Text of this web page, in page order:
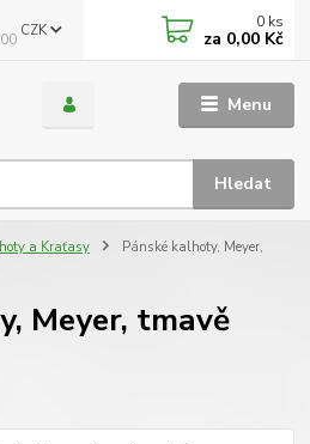
Menu
CZK
Hledat
0 ks
za 0,00 Kč
a Kraťasy
Pánské kalhoty, Meyer,
Meyer, tmavě